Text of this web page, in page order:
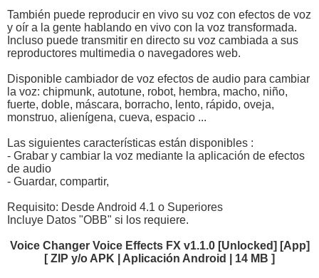
También puede reproducir en vivo su voz con efectos de voz
y oír a la gente hablando en vivo con la voz transformada.
Incluso puede transmitir en directo su voz cambiada a sus
reproductores multimedia o navegadores web.
Disponible cambiador de voz efectos de audio para cambiar
la voz: chipmunk, autotune, robot, hembra, macho, niño,
fuerte, doble, máscara, borracho, lento, rápido, oveja,
monstruo, alienígena, cueva, espacio ...
Las siguientes características están disponibles :
- Grabar y cambiar la voz mediante la aplicación de efectos
de audio
- Guardar, compartir,
Requisito: Desde Android 4.1 o Superiores
Incluye Datos "OBB" si los requiere.
Voice Changer Voice Effects FX v1.1.0 [Unlocked] [App]
[ ZIP y/o APK | Aplicación Android | 14 MB ]